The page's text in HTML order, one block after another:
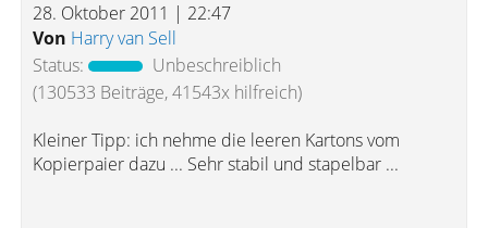
28. Oktober 2011 | 22:47
Von Harry van Sell
Status:
Unbeschreiblich
(130533 Beiträge, 41543x hilfreich)
Kleiner Tipp: ich nehme die leeren Kartons vom
Kopierpaier dazu ... Sehr stabil und stapelbar ...